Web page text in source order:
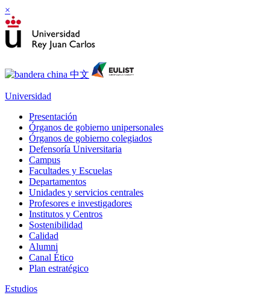
×
Universidad
Presentación
Órganos de gobierno unipersonales
Órganos de gobierno colegiados
Defensoría Universitaria
Campus
Facultades y Escuelas
Departamentos
Unidades y servicios centrales
Profesores e investigadores
Institutos y Centros
Sostenibilidad
Calidad
Alumni
Canal Ético
Plan estratégico
Estudios